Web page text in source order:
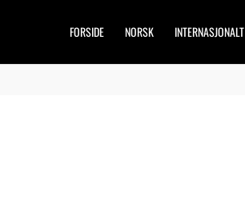
FORSIDE NORSK INTERNASJONALT